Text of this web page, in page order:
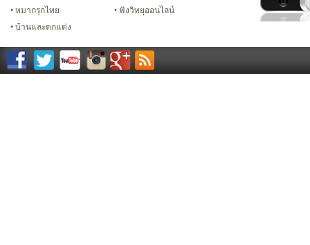
หมากรุกไทย
ฟังวิทยุออนไลน์
บ้านและตกแต่ง